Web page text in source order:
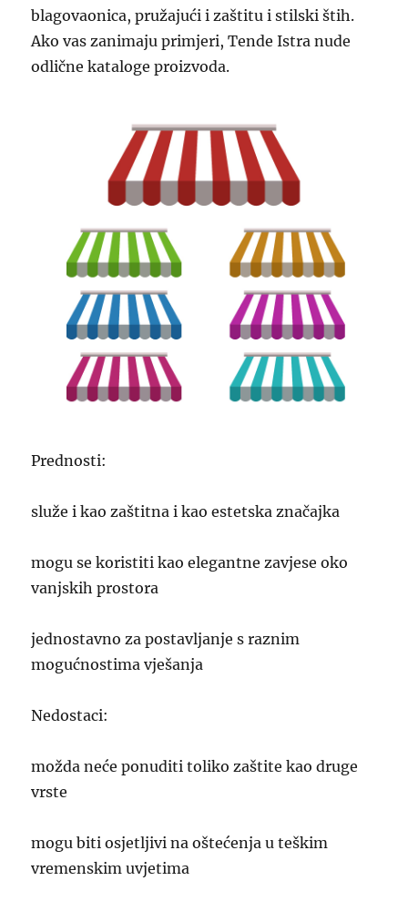
blagovaonica, pružajući i zaštitu i stilski štih.
Ako vas zanimaju primjeri, Tende Istra nude
odlične kataloge proizvoda.
Prednosti:
služe i kao zaštitna i kao estetska značajka
mogu se koristiti kao elegantne zavjese oko
vanjskih prostora
jednostavno za postavljanje s raznim
mogućnostima vješanja
Nedostaci:
možda neće ponuditi toliko zaštite kao druge
vrste
mogu biti osjetljivi na oštećenja u teškim
vremenskim uvjetima